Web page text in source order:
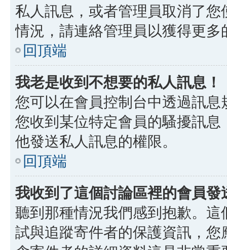
私人訊息，或者管理員取消了
情況，請連絡管理員以獲得更多
回頂端
我老是收到不想要的私人訊息！
您可以在會員控制台中透過訊
您收到某位特定會員的騷擾訊
他發送私人訊息的權限。
回頂端
我收到了這個討論區裡的會員
聽到那種情況我們感到抱歉。
試與追蹤寄件者的保護資訊，